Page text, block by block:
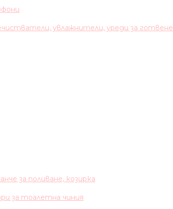
увлажнители, уреди за готвене
за поливане, козирка
за тоалетна чиния